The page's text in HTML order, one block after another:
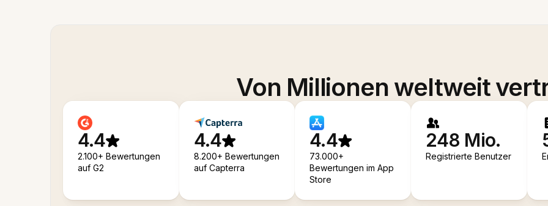
Von Millionen weltweit
4.4
2.100+ Bewertungen
auf G2
4.4
8.200+ Bewertungen
auf Capterra
4.4
73.000+
Bewertungen im App
Store
248 Mio.
Registrierte Benutzer